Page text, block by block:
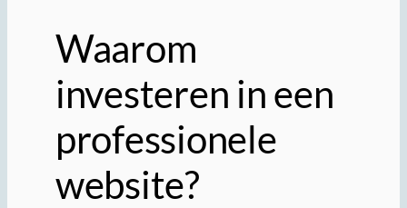
Waarom
investeren in een
professionele
website?